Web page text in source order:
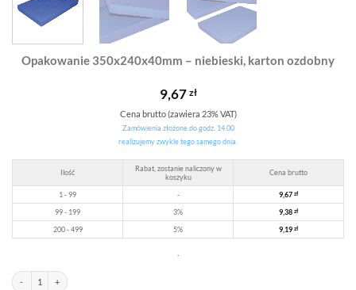
Opakowanie 350x240x40mm – niebieski, karton ozdobny
9,67 zł
Cena brutto (zawiera 23% VAT)
Zamówienia złożone do godz. 14.00
realizujemy zwykle tego samego dnia.
Ilość
Rabat, zostanie naliczony w
koszyku
Cena brutto
1 - 99 - 9,67 zł
99 - 199 3% 9,38 zł
200 - 499 5% 9,19 zł
ilość Opakowanie 350x240x40mm - niebieski, karton ozdobny